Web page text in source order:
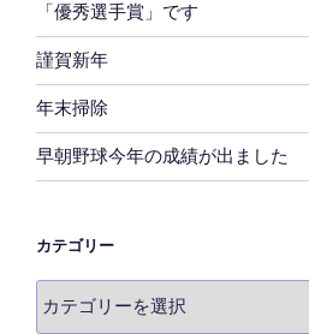
「優秀選手賞」です
謹賀新年
年末掃除
早朝野球今年の成績が出ました
カテゴリー
テ